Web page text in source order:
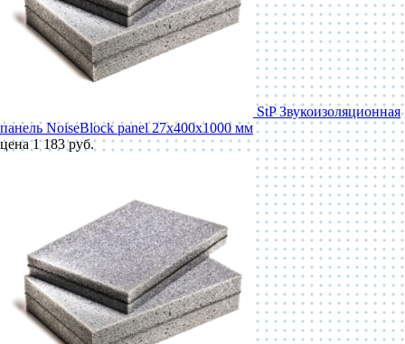
StP Звукоизоляционная
панель NoiseBlock panel 27x400x1000 мм
цена 1 183 руб.